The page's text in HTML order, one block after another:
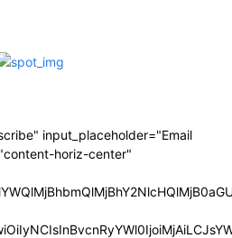
input_placeholder="Email
horiz-center"